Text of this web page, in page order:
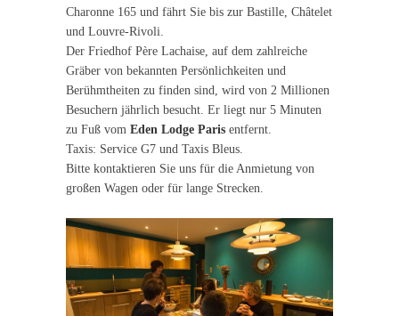
Charonne 165 und fährt Sie bis zur Bastille, Châtelet
und Louvre-Rivoli.
Der Friedhof Père Lachaise, auf dem zahlreiche
Gräber von bekannten Persönlichkeiten und
Berühmtheiten zu finden sind, wird von 2 Millionen
Besuchern jährlich besucht. Er liegt nur 5 Minuten
zu Fuß vom Eden Lodge Paris entfernt.
Taxis: Service G7 und Taxis Bleus.
Bitte kontaktieren Sie uns für die Anmietung von
großen Wagen oder für lange Strecken.